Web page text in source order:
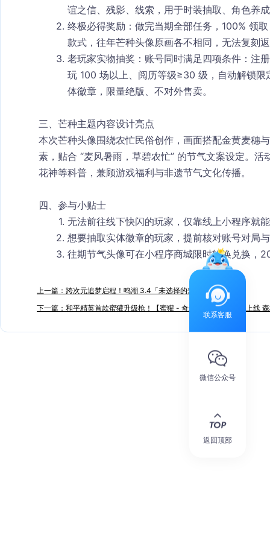
谊之信、残影、线索 ，用于时装抽取、角色养
终极必得奖励 ：做完当期全部任务， 100% 领
款式，往年芒种头像原画各不相同，无法复刻
老玩家实物抽奖 ：账号同时满足四项条件：注
玩 100 场以上、阅历等级≥30 级，自动解锁
体徽章，限量绝版、不对外售卖。
三、芒种主题内容设计亮点
本次芒种头像围绕农忙民俗创作，画面搭配金黄麦穗
素，贴合 “麦风暑雨，草碧农忙” 的节气文案设定。
花神等科普，兼顾游戏福利与非遗节气文化传播。
四、参与小贴士
无法前往线下快闪的玩家，仅靠线上小程序就
想要抽取实体徽章的玩家，提前核对账号对局
往期节气头像可在小程序商城限时轮换兑换，
上一篇：跨次元追梦启程！鸣潮 3.4「未选择的梦」6 月 8 日更新
下一篇：和平精英首款蜜獾升级枪！【蜜獾 - 奇幻森林】6 月 5 日上线
联系客服
微信公众号
返回顶部